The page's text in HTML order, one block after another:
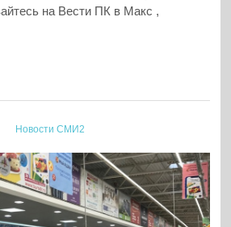
на Вести ПК в Макс ,
Новости СМИ2